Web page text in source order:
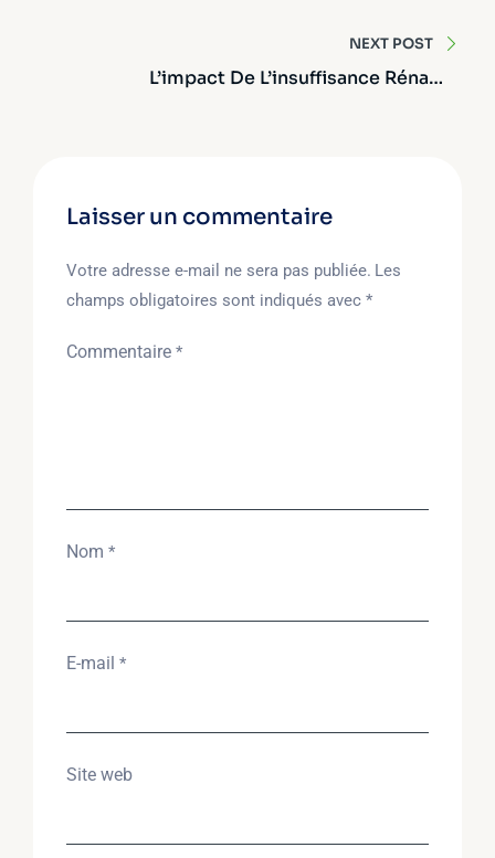
l’article
NEXT POST
L’impact De L’insuffisance Rénale
Laisser un commentaire
Votre adresse e-mail ne sera pas publiée. Les
champs obligatoires sont indiqués avec *
Commentaire *
Nom *
E-mail *
Site web